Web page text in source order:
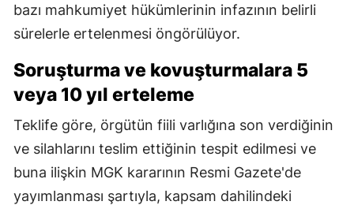
bazı mahkumiyet hükümlerinin infazının belirli
sürelerle ertelenmesi öngörülüyor.
Soruşturma ve kovuşturmalara 5
veya 10 yıl erteleme
Teklife göre, örgütün fiili varlığına son verdiğinin
ve silahlarını teslim ettiğinin tespit edilmesi ve
buna ilişkin MGK kararının Resmi Gazete'de
yayımlanması şartıyla, kapsam dahilindeki